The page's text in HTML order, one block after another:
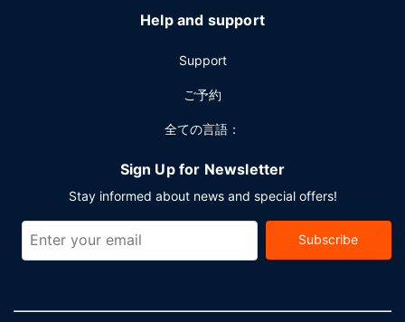
Help and support
Support
ご予約
全ての言語：
Sign Up for Newsletter
Stay informed about news and special offers!
Subscribe